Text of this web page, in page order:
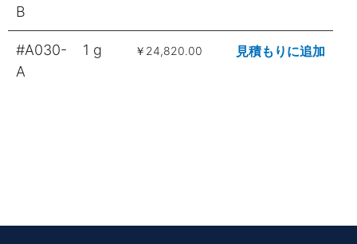
B
#A030-
A
1 g ￥24,820.00 見積もりに追加